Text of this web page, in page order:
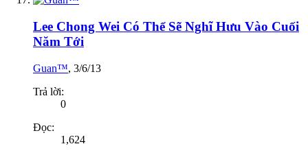
Lee Chong Wei Có Thể Sẽ Nghĩ Hưu Vào Cuối
Năm Tới
Guan™, 3/6/13
Trả lời:
0
Đọc:
1,624